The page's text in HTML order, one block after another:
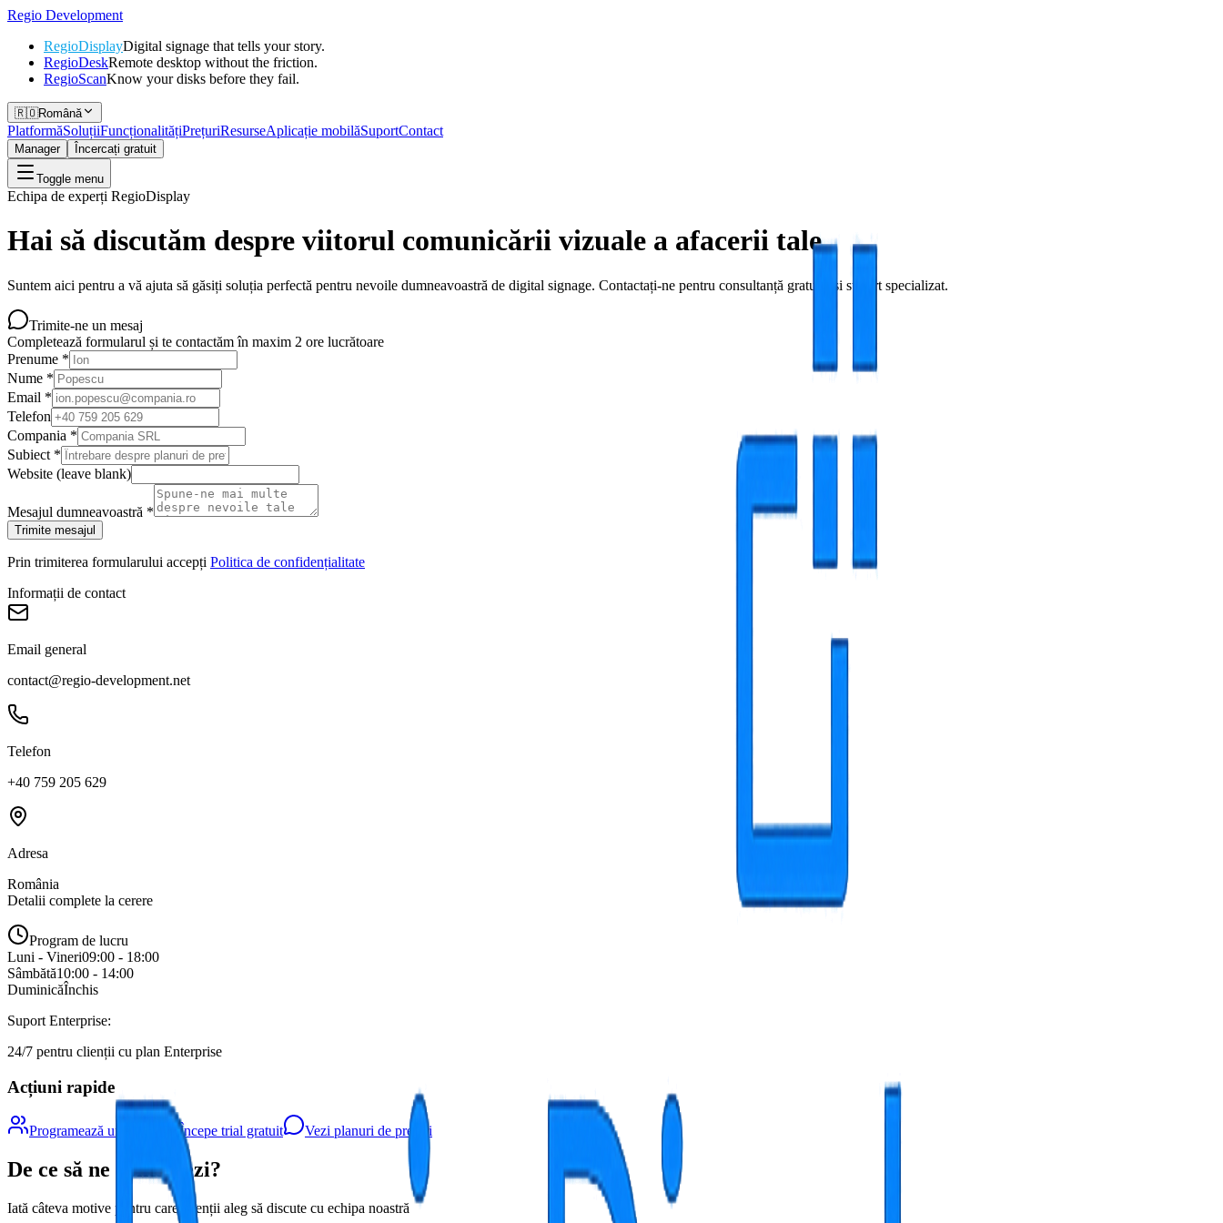
Regio Development
RegioDisplayDigital signage that tells your story.
RegioDeskRemote desktop without the friction.
RegioScanKnow your disks before they fail.
🇷🇴Română
PlatformăSoluțiiFuncționalitățiPrețuriResurseAplicație mobilăSuportContact
Manager Încercați gratuit
Toggle menu
Echipa de experți RegioDisplay
Hai să discutăm despre viitorul comunicării vizuale a afacerii tale
Suntem aici pentru a vă ajuta să găsiți soluția perfectă pentru nevoile dumneavoastră de digital signage. Contactați-ne pentru consultanță gratuită și suport specializat.
Trimite-ne un mesaj
Completează formularul și te contactăm în maxim 2 ore lucrătoare
Prenume *
Nume *
Email *
Telefon
Compania *
Subiect *
Website (leave blank)
Mesajul dumneavoastră *
Trimite mesajul
Prin trimiterea formularului accepți Politica de confidențialitate
Informații de contact
Email general
contact@regio-development.net
Telefon
+40 759 205 629
Adresa
România
Detalii complete la cerere
Program de lucru
Luni - Vineri09:00 - 18:00
Sâmbătă10:00 - 14:00
DuminicăÎnchis
Suport Enterprise:
24/7 pentru clienții cu plan Enterprise
Acțiuni rapide
Programează un demo Începe trial gratuit Vezi planuri de prețuri
De ce să ne contactezi?
Iată câteva motive pentru care clienții aleg să discute cu echipa noastră